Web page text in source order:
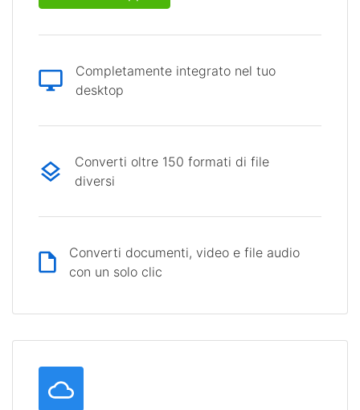
Completamente integrato nel tuo
desktop
Converti oltre 150 formati di file
diversi
Converti documenti, video e file audio
con un solo clic